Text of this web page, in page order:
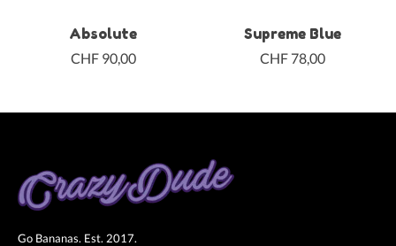
Absolute
CHF 90,00
Supreme Blue
CHF 78,00
Go Bananas. Est. 2017.